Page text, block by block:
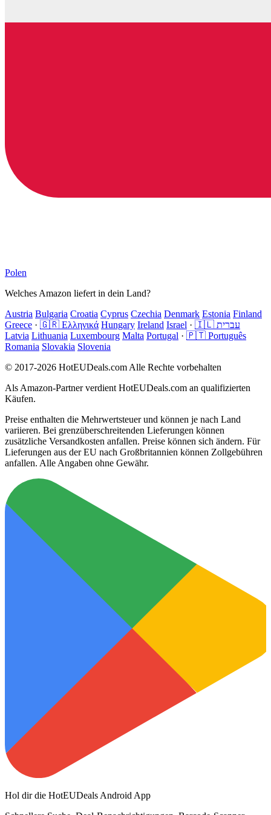
Polen
Welches Amazon liefert in dein Land?
Austria Bulgaria Croatia Cyprus Czechia Denmark Estonia Finland
Greece · 🇬🇷 Ελληνικά Hungary Ireland Israel ·
🇮🇱 עברית
Latvia Lithuania Luxembourg Malta Portugal · 🇵🇹 Português
Romania Slovakia Slovenia
© 2017-2026 HotEUDeals.com Alle Rechte vorbehalten
Als Amazon-Partner verdient HotEUDeals.com an qualifizierten
Käufen.
Preise enthalten die Mehrwertsteuer und können je nach Land
variieren. Bei grenzüberschreitenden Lieferungen können
zusätzliche Versandkosten anfallen. Preise können sich ändern. Für
Lieferungen aus der EU nach Großbritannien können Zollgebühren
anfallen. Alle Angaben ohne Gewähr.
Hol dir die HotEUDeals Android App